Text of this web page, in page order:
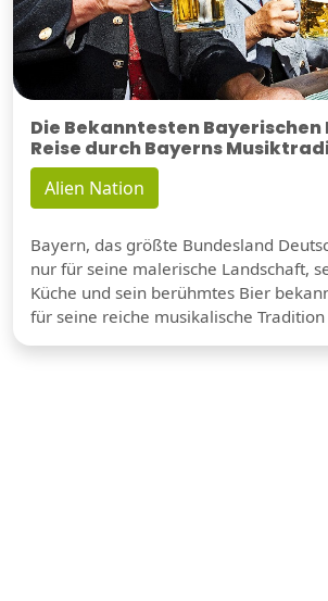
Die Bekanntesten Bayerischen
Reise durch Bayerns
Alien Nation
Bayern, das größte Bundesland
nur für seine malerische Landschaft,
Küche und sein berühmtes Bier
für seine reiche musikalische Tradition